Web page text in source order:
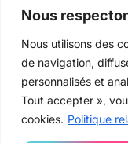
Nous
Nous utilisons des
de navigation,
personnalisés et
Tout accepter »,
cookies. Politique
Blog
Notre histoire
Programme
Conditions
ACCUEIL
Onglets Zone
Le Blog
Devenir pro